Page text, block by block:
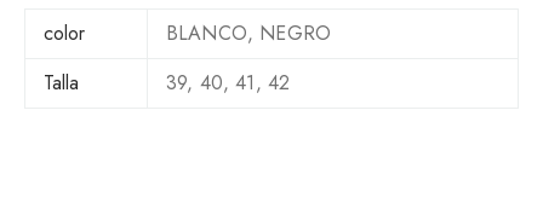
y
color
BLANCO, NEGRO
Talla
39, 40, 41, 42